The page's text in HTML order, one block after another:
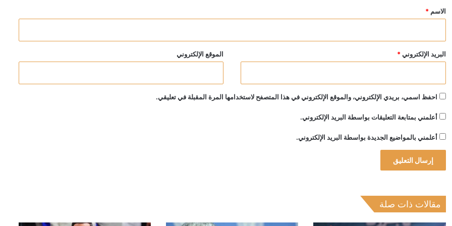
*
الاسم *
البريد الإلكتروني * الموقع الإلكتروني
احفظ اسمي، بريدي الإلكتروني، والموقع الإلكتروني في هذا المتصفح لاستخدامها المرة المقبلة في تعليقي.
أعلمني بمتابعة التعليقات بواسطة البريد الإلكتروني.
أعلمني بالمواضيع الجديدة بواسطة البريد الإلكتروني.
مقالات ذات صلة